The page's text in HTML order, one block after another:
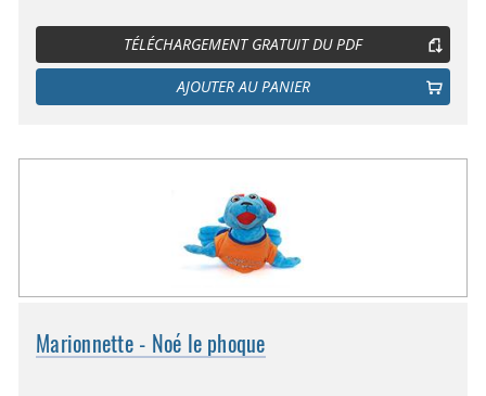
TÉLÉCHARGEMENT GRATUIT DU PDF
AJOUTER AU PANIER
Marionnette - Noé le phoque